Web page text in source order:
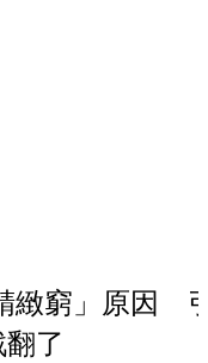
緻窮」原因
了